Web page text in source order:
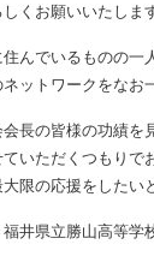
くお願いいたしま
んでいるものの一
ットワークをなお
会長の皆様の功績を
いただくつもりで
限の応援をしたい
井県立勝山高等学